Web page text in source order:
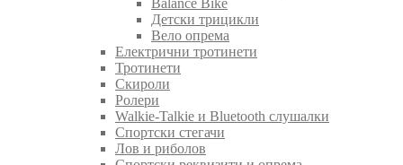
Balance Bike
Детски трицикли
Вело опрема
Електрични тротинети
Тротинети
Скироли
Ролери
Walkie-Talkie и Bluetooth слушалки
Спортски стегачи
Лов и риболов